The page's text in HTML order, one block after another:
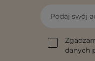
Podaj swój
danych